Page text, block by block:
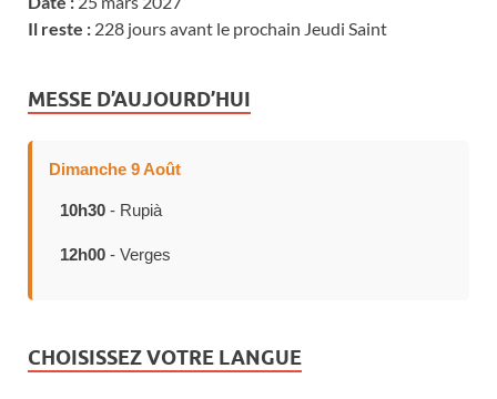
Il reste : 228 jours avant le prochain Jeudi Saint
MESSE D’AUJOURD’HUI
Dimanche 9 Août
10h30 - Rupià
12h00 - Verges
CHOISISSEZ VOTRE LANGUE